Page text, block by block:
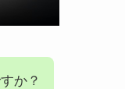
か？